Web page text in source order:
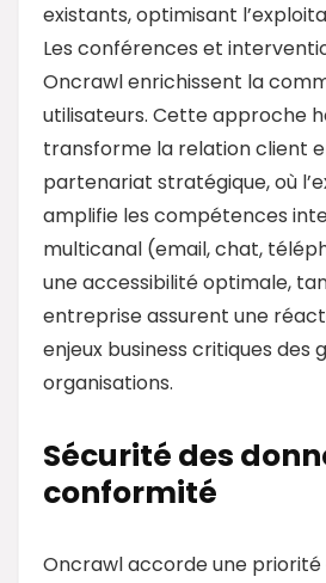
existants, optimisant
Les conférences et
Oncrawl enrichissent la
utilisateurs. Cette approche
transforme la relation client
partenariat stratégique, où
amplifie les compétences
multicanal (email, chat,
une accessibilité optimale,
entreprise assurent une
enjeux business critiques des
organisations.
Sécurité des
conformité
Oncrawl accorde une priorité